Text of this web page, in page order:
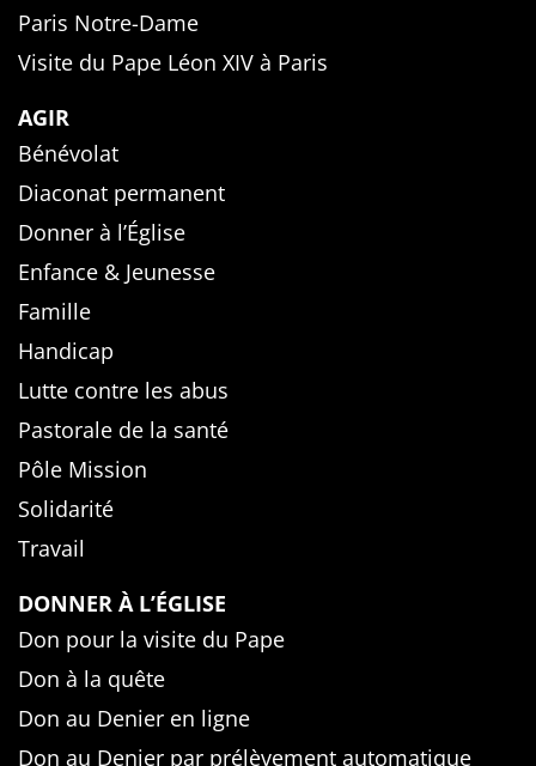
Paris Notre-Dame
Visite du Pape Léon XIV à Paris
AGIR
Bénévolat
Diaconat permanent
Donner à l’Église
Enfance & Jeunesse
Famille
Handicap
Lutte contre les abus
Pastorale de la santé
Pôle Mission
Solidarité
Travail
DONNER À L’ÉGLISE
Don pour la visite du Pape
Don à la quête
Don au Denier en ligne
Don au Denier par prélèvement automatique